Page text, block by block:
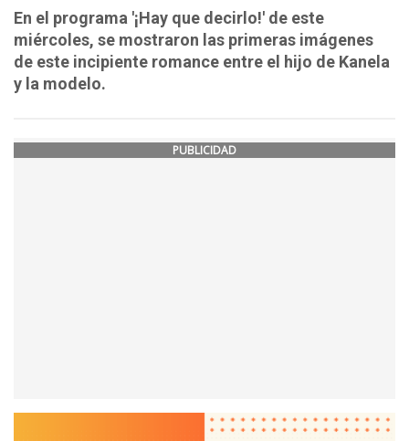
En el programa '¡Hay que decirlo!' de este
miércoles, se mostraron las primeras imágenes
de este incipiente romance entre el hijo de Kanela
y la modelo.
PUBLICIDAD